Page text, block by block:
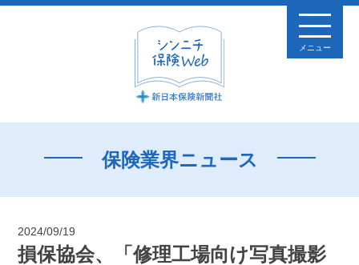
メニュー
保険業界ニュース
2024/09/19
損保協会、「修理工場向け写真撮影